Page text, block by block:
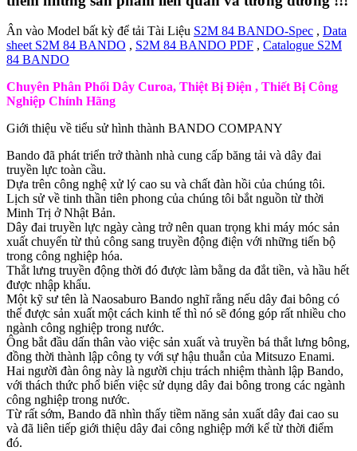
Ân vào Model bất kỳ để tải Tài Liệu S2M 84 BANDO-Spec , Data
sheet S2M 84 BANDO , S2M 84 BANDO PDF , Catalogue S2M
84 BANDO
Chuyên Phân Phối Dây Curoa, Thiệt Bị Điện , Thiết Bị Công
Nghiệp Chính Hãng
Giới thiệu về tiểu sử hình thành BANDO COMPANY
Bando đã phát triển trở thành nhà cung cấp băng tải và dây đai
truyền lực toàn cầu.
Dựa trên công nghệ xử lý cao su và chất đàn hồi của chúng tôi.
Lịch sử về tinh thần tiên phong của chúng tôi bắt nguồn từ thời
Minh Trị ở Nhật Bản.
Dây đai truyền lực ngày càng trở nên quan trọng khi máy móc sản
xuất chuyển từ thủ công sang truyền động điện với những tiến bộ
trong công nghiệp hóa.
Thắt lưng truyền động thời đó được làm bằng da đắt tiền, và hầu hết
được nhập khẩu.
Một kỹ sư tên là Naosaburo Bando nghĩ rằng nếu dây đai bông có
thể được sản xuất một cách kinh tế thì nó sẽ đóng góp rất nhiều cho
ngành công nghiệp trong nước.
Ông bắt đầu dấn thân vào việc sản xuất và truyền bá thắt lưng bông,
đồng thời thành lập công ty với sự hậu thuẫn của Mitsuzo Enami.
Hai người đàn ông này là người chịu trách nhiệm thành lập Bando,
với thách thức phổ biến việc sử dụng dây đai bông trong các ngành
công nghiệp trong nước.
Từ rất sớm, Bando đã nhìn thấy tiềm năng sản xuất dây đai cao su
và đã liên tiếp giới thiệu dây đai công nghiệp mới kể từ thời điểm
đó.